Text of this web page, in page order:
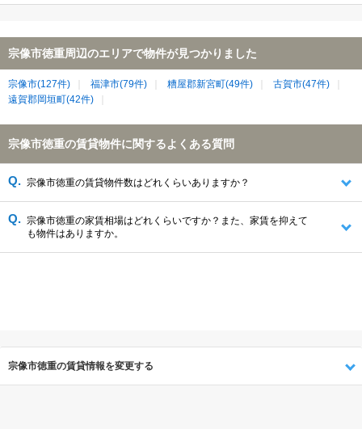
宗像市徳重周辺のエリアで物件が見つかりました
宗像市(127件) 福津市(79件) 糟屋郡新宮町(49件)
古賀市(47件)
遠賀郡岡垣町(42件)
宗像市徳重の賃貸物件に関するよくある質問
宗像市徳重の賃貸物件数はどれくらいありますか？
宗像市徳重の家賃相場はどれくらいですか？また、家賃を抑えて
も物件はありますか。
宗像市徳重の賃貸情報を変更する